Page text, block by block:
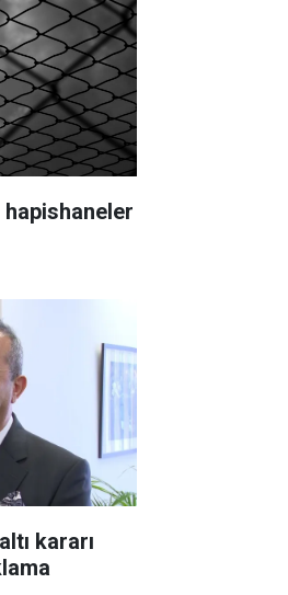
hapishaneler
kararı